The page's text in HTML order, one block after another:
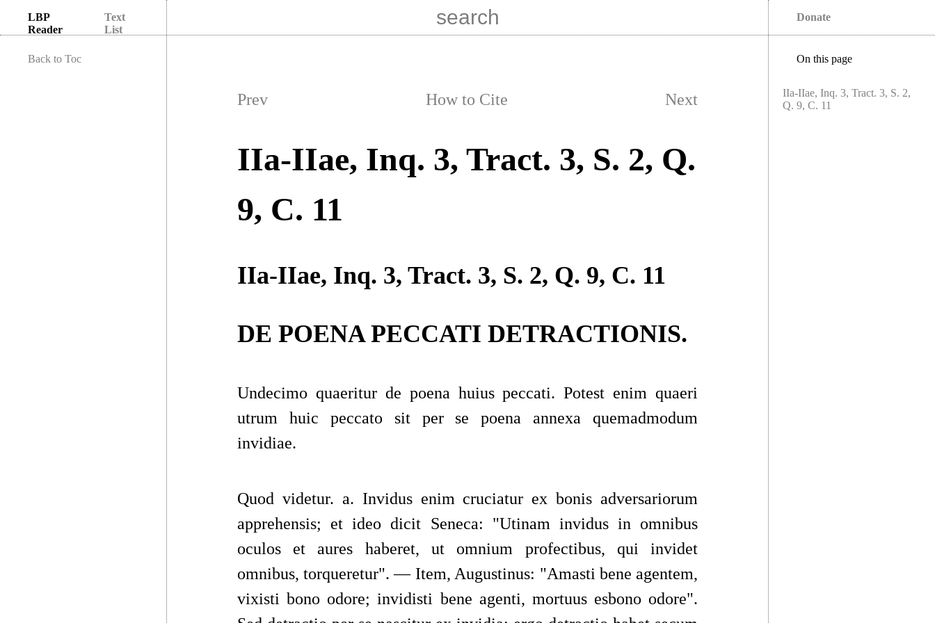
LBP
Reader
Text
List
Donate
Back to Toc
Prev How to Cite Next
IIa-IIae, Inq. 3, Tract. 3, S. 2, Q.
9, C. 11
IIa-IIae, Inq. 3, Tract. 3, S. 2, Q. 9, C. 11
DE POENA PECCATI DETRACTIONIS.
Undecimo quaeritur de poena huius peccati. Potest enim quaeri
utrum huic peccato sit per se poena annexa quemadmodum
invidiae.
Quod videtur. a. Invidus enim cruciatur ex bonis adversariorum
apprehensis; et ideo dicit Seneca: "Utinam invidus in omnibus
oculos et aures haberet, ut omnium profectibus, qui invidet
omnibus, torqueretur". — Item, Augustinus: "Amasti bene agentem,
vixisti bono odore; invidisti bene agenti, mortuus esbono odore".
On this page
IIa-IIae, Inq. 3, Tract. 3, S. 2,
Q. 9, C. 11